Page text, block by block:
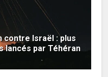
contre Israël : plus
lancés par Téhéran